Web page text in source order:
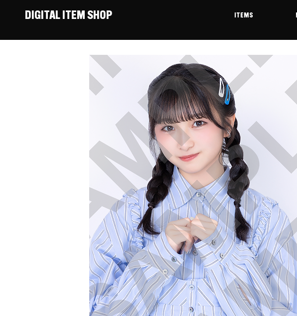
DIGITAL ITEM SHOP ITEMS